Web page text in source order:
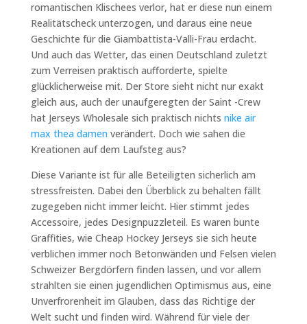
romantischen Klischees verlor, hat er diese nun einem
Realitätscheck unterzogen, und daraus eine neue
Geschichte für die Giambattista-Valli-Frau erdacht.
Und auch das Wetter, das einen Deutschland zuletzt
zum Verreisen praktisch aufforderte, spielte
glücklicherweise mit. Der Store sieht nicht nur exakt
gleich aus, auch der unaufgeregten der Saint -Crew
hat Jerseys Wholesale sich praktisch nichts nike air
max thea damen verändert. Doch wie sahen die
Kreationen auf dem Laufsteg aus?
Diese Variante ist für alle Beteiligten sicherlich am
stressfreisten. Dabei den Überblick zu behalten fällt
zugegeben nicht immer leicht. Hier stimmt jedes
Accessoire, jedes Designpuzzleteil. Es waren bunte
Graffities, wie Cheap Hockey Jerseys sie sich heute
verblichen immer noch Betonwänden und Felsen vielen
Schweizer Bergdörfern finden lassen, und vor allem
strahlten sie einen jugendlichen Optimismus aus, eine
Unverfrorenheit im Glauben, dass das Richtige der
Welt sucht und finden wird. Während für viele der